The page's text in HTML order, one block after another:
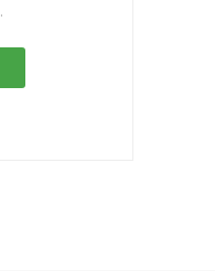
.